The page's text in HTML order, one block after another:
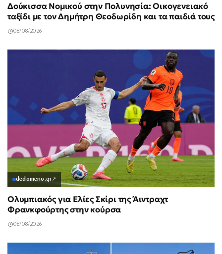
Δούκισσα Νομικού στην Πολυνησία: Οικογενειακό
ταξίδι με τον Δημήτρη Θεοδωρίδη και τα παιδιά τους
08/08/2026
dedomeno.gr↗
Ολυμπιακός για Ελίες Σκίρι της Άιντραχτ
Φρανκφούρτης στην κούρσα
08/08/2026